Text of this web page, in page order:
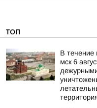
ТОП
В течение
мск 6